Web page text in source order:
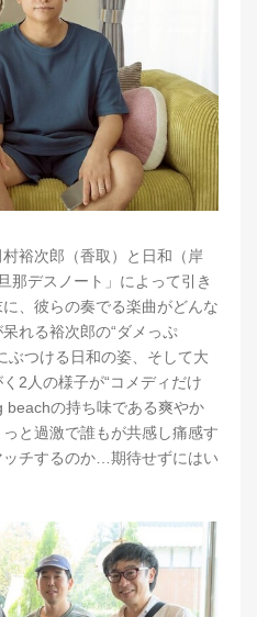
裕次郎（香取）と日和（岸
那デスノート」によって引き
、彼らの奏でる楽曲がどんな
れる裕次郎の“ダメっぷ
ぶつける日和の姿、そして大
2人の様子が“コメディだけ
beachの持ち味である爽やか
と過激で誰もが共感し痛感す
チするのか…期待せずにはい